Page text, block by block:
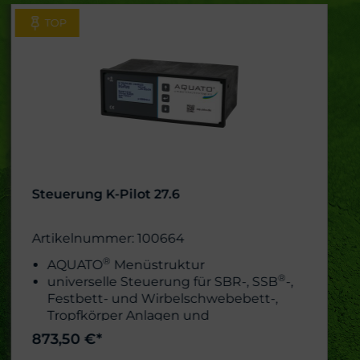
TOP
Steuerung K-Pilot 27.6
Artikelnummer: 100664
AQUATO® Menüstruktur
universelle Steuerung für SBR-, SSB®-,
Festbett- und Wirbelschwebebett-,
Tropfkörper Anlagen und
Pflanzenbeeten
einfaches anklemmen der
873,50 €*